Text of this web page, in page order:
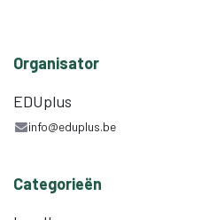
Organisator
EDUplus
info@eduplus.be
Categorieën